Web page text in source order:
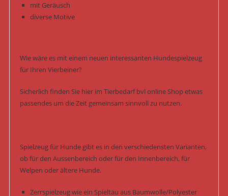
mit Geräusch
diverse Motive
Wie wäre es mit einem neuen interessanten Hundespielzeug
für Ihren Vierbeiner?
Sicherlich finden Sie hier im Tierbedarf bvl online Shop etwas
passendes um die Zeit gemeinsam sinnvoll zu nutzen.
Spielzeug für Hunde gibt es in den verschiedensten Varianten,
ob für den Aussenbereich oder für den Innenbereich, für
Welpen oder ältere Hunde.
Zerrspielzeug wie ein Spieltau aus Baumwolle/Polyester